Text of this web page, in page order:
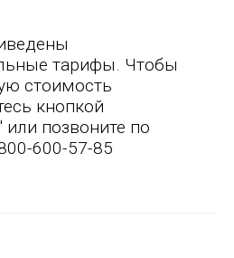
тарифы. Чтобы
стоимость
кнопкой
или позвоните по
600-57-85